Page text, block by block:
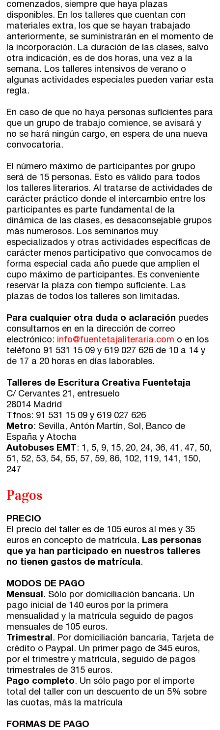
comenzados, siempre que haya plazas
disponibles. En los talleres que cuentan con
materiales extra, los que se hayan trabajado
anteriormente, se suministrarán en el momento de
la incorporación. La duración de las clases, salvo
otra indicación, es de dos horas, una vez a la
semana. Los talleres intensivos de verano o
algunas actividades especiales pueden variar esta
regla.
En caso de que no haya personas suficientes para
que un grupo de trabajo comience, se avisará y
no se hará ningún cargo, en espera de una nueva
convocatoria.
El número máximo de participantes por grupo
será de 15 personas. Esto es válido para todos
los talleres literarios. Al tratarse de actividades de
carácter práctico donde el intercambio entre los
participantes es parte fundamental de la
dinámica de las clases, es desaconsejable grupos
más numerosos. Los seminarios muy
especializados y otras actividades específicas de
carácter menos participativo que convocamos de
forma especial cada año puede que amplíen el
cupo máximo de participantes. Es conveniente
reservar la plaza con tiempo suficiente. Las
plazas de todos los talleres son limitadas.
Para cualquier otra duda o aclaración puedes
consultarnos en en la dirección de correo
electrónico: info@fuentetajaliteraria.com o en los
teléfono 91 531 15 09 y 619 027 626 de 10 a 14 y
de 17 a 20 horas en días laborables.
Talleres de Escritura Creativa Fuentetaja
C/ Cervantes 21, entresuelo
28014 Madrid
Tfnos: 91 531 15 09 y 619 027 626
Metro: Sevilla, Antón Martín, Sol, Banco de
España y Atocha
Autobuses EMT : 1, 5, 9, 15, 20, 24, 36, 41, 47, 50,
51, 52, 53, 54, 55, 57, 59, 86, 102, 119, 141, 150,
247
Pagos
PRECIO
El precio del taller es de 105 euros al mes y 35
euros en concepto de matrícula. Las personas
que ya han participado en nuestros talleres
no tienen gastos de matrícula.
MODOS DE PAGO
Mensual. Sólo por domiciliación bancaria. Un
pago inicial de 140 euros por la primera
mensualidad y la matrícula seguido de pagos
mensuales de 105 euros.
Trimestral. Por domiciliación bancaria, Tarjeta de
crédito o Paypal. Un primer pago de 345 euros,
por el trimestre y matrícula, seguido de pagos
trimestrales de 315 euros.
Pago completo. Un sólo pago por el importe
total del taller con un descuento de un 5% sobre
las cuotas, más la matrícula
FORMAS DE PAGO